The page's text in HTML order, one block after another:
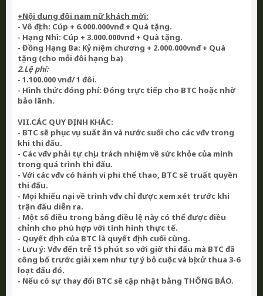
+Nội dung đôi nam nữ khách mời:
- Vô địch: Cúp + 6.000.000vnđ + Quà tặng.
- Hạng Nhì: Cúp + 3.000.000vnđ + Quà tặng.
- Đồng Hạng Ba: Kỷ niệm chương + 2.000.000vnđ + Quà
tặng (cho mỗi đôi hạng ba)
2.Lệ phí:
- 1.100.000 vnđ/ 1 đôi.
- Hình thức đóng phí: Đóng trực tiếp cho BTC hoặc nhờ
bảo lãnh.
VII.CÁC QUY ĐỊNH KHÁC:
- BTC sẽ phục vụ suất ăn và nước suối cho các vđv trong
khi thi đấu.
- Các vđv phải tự chịu trách nhiệm về sức khỏe của mình
trong quá trình thi đấu.
- Với các vđv có hành vi phi thể thao, BTC sẽ truất quyền
thi đấu.
- Mọi khiếu nại về trình vđv chỉ được xem xét trước khi
trận đấu diễn ra.
- Một số điều trong bảng điều lệ này có thể được điều
chỉnh cho phù hợp với tình hình thực tế.
- Quyết định của BTC là quyết định cuối cùng.
- Lưu ý: Vđv đến trễ 15 phút so với giờ thi đấu mà BTC đã
công bố trước giải xem như tự ý bỏ cuộc và bị xử thua 3-6
loạt đấu đó.
- Nếu có sự thay đổi BTC sẽ cập nhật bằng THÔNG BÁO.